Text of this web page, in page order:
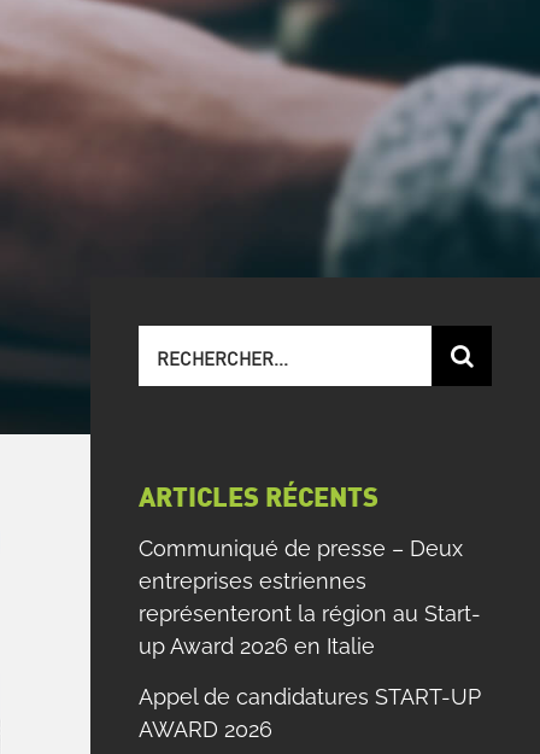
sur
ARTICLES RÉCENTS
Communiqué de presse – Deux
entreprises estriennes
représenteront la région au Start-
up Award 2026 en Italie
Appel de candidatures START-UP
AWARD 2026